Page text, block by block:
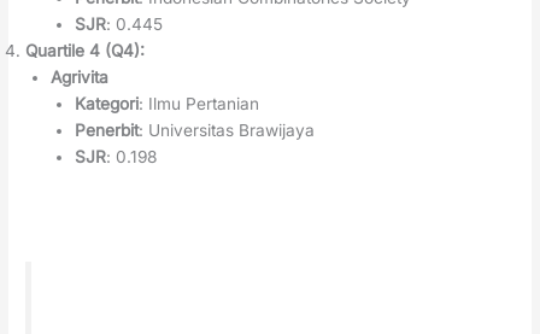
SJR: 0.445
Quartile 4 (Q4):
Agrivita
Kategori: Ilmu Pertanian
Penerbit: Universitas Brawijaya
SJR: 0.198